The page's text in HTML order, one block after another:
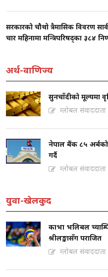
सरकारको चौथो त्रैमासिक विवरण
चार महिनामा मन्त्रिपरिषद्का ३८४
अर्थ-वाणिज्य
सुनचाँदीको मूल्यमा
ग्लोबल संवाददाता
नेपाल बैंक ८५ अर्बको
गर्दै
ग्लोबल संवाददाता
युवा-खेलकुद
काभा भलिबल
श्रीलङ्कासँग पराजित
ग्लोबल संवाददाता